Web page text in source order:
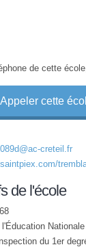
de cette
Appeler cette
creteil.fr
de l'école
Nationale
du 1er